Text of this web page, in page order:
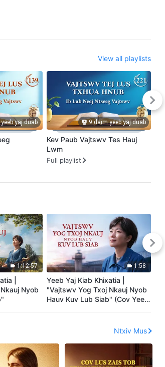
View all playlists
yaj duab 9 daim yeeb yaj duab
Kev Paub Vajtswv Tes Hauj
Lwm
Full playlist
1:12:57
|
Nyob
1:58
Yeeb Yaj Kiab Khixatia |
"Vajtswv Yog Txoj Nkauj Nyob
Hauv Kuv Lub Siab" (Cov Yeeb
Ntxiv Mus